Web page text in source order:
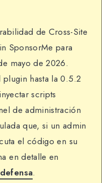
de Cross-Site
SponsorMe para
mayo de 2026.
hasta la 0.5.2
scripts
de administración
que, si un admin
el código en su
en detalle en
.